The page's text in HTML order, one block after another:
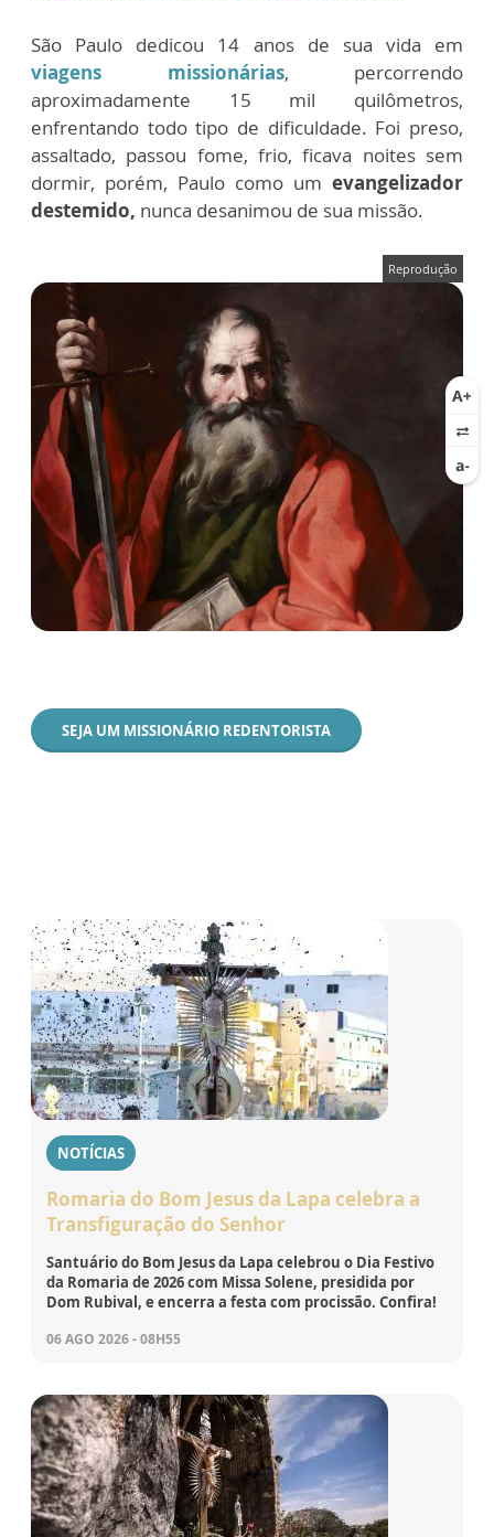
São Paulo dedicou 14 anos de sua vida em
viagens missionárias, percorrendo
aproximadamente 15 mil quilômetros,
enfrentando todo tipo de dificuldade. Foi preso,
assaltado, passou fome, frio, ficava noites sem
dormir, porém, Paulo como um evangelizador
destemido, nunca desanimou de sua missão.
Reprodução
SEJA UM MISSIONÁRIO REDENTORISTA
NOTÍCIAS
Romaria do Bom Jesus da Lapa celebra a
Transfiguração do Senhor
Santuário do Bom Jesus da Lapa celebrou o Dia Festivo
da Romaria de 2026 com Missa Solene, presidida por
Dom Rubival, e encerra a festa com procissão. Confira!
06 AGO 2026 - 08H55